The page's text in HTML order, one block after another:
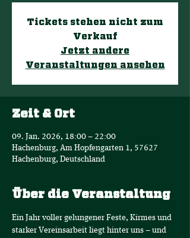
Tickets stehen nicht zum
Verkauf
Jetzt andere
Veranstaltungen ansehen
Zeit & Ort
09. Jan. 2026, 18:00 – 22:00
Hachenburg, Am Hopfengarten 1, 57627
Hachenburg, Deutschland
Über die Veranstaltung
Ein Jahr voller gelungener Feste, Kirmes und
starker Vereinsarbeit liegt hinter uns – und